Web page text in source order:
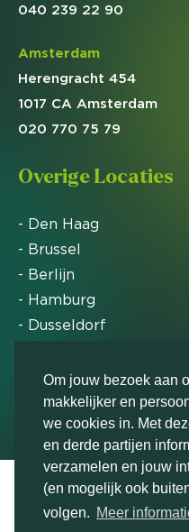
Om jouw bezoek aan
makkelijker en
we cookies in. Met
en derde partijen
verzamelen en jouw
(en mogelijk ook
volgen. Meer
040 239 22 90
Amsterdam
Herengracht 454
1017 CA Amsterdam
020 770 75 79
Overige Locaties
- Den Haag
- Brussel
- Berlijn
- Hamburg
- Dusseldorf
Markteffect is
uitgeroepen tot
2018, 2019, 2020,